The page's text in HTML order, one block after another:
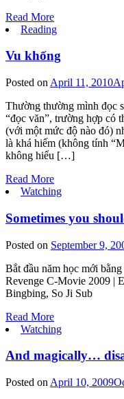
Read More
Reading
Vu khống
Posted on April 11, 2010
Thường thường mình đọc
“đọc văn”, trường hợp có
(với một mức độ nào đó)
là khá hiếm (không tính
không hiểu […]
Read More
Watching
Sometimes you
Posted on September 9,
Bắt đầu năm học mới
Revenge C-Movie 2009 |
Bingbing, So Ji Sub
Read More
Watching
And magically…
Posted on April 10, 2009